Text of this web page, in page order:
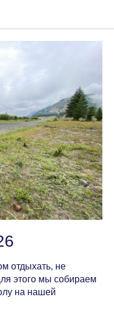
отдыхать, не
этого мы собираем
на нашей